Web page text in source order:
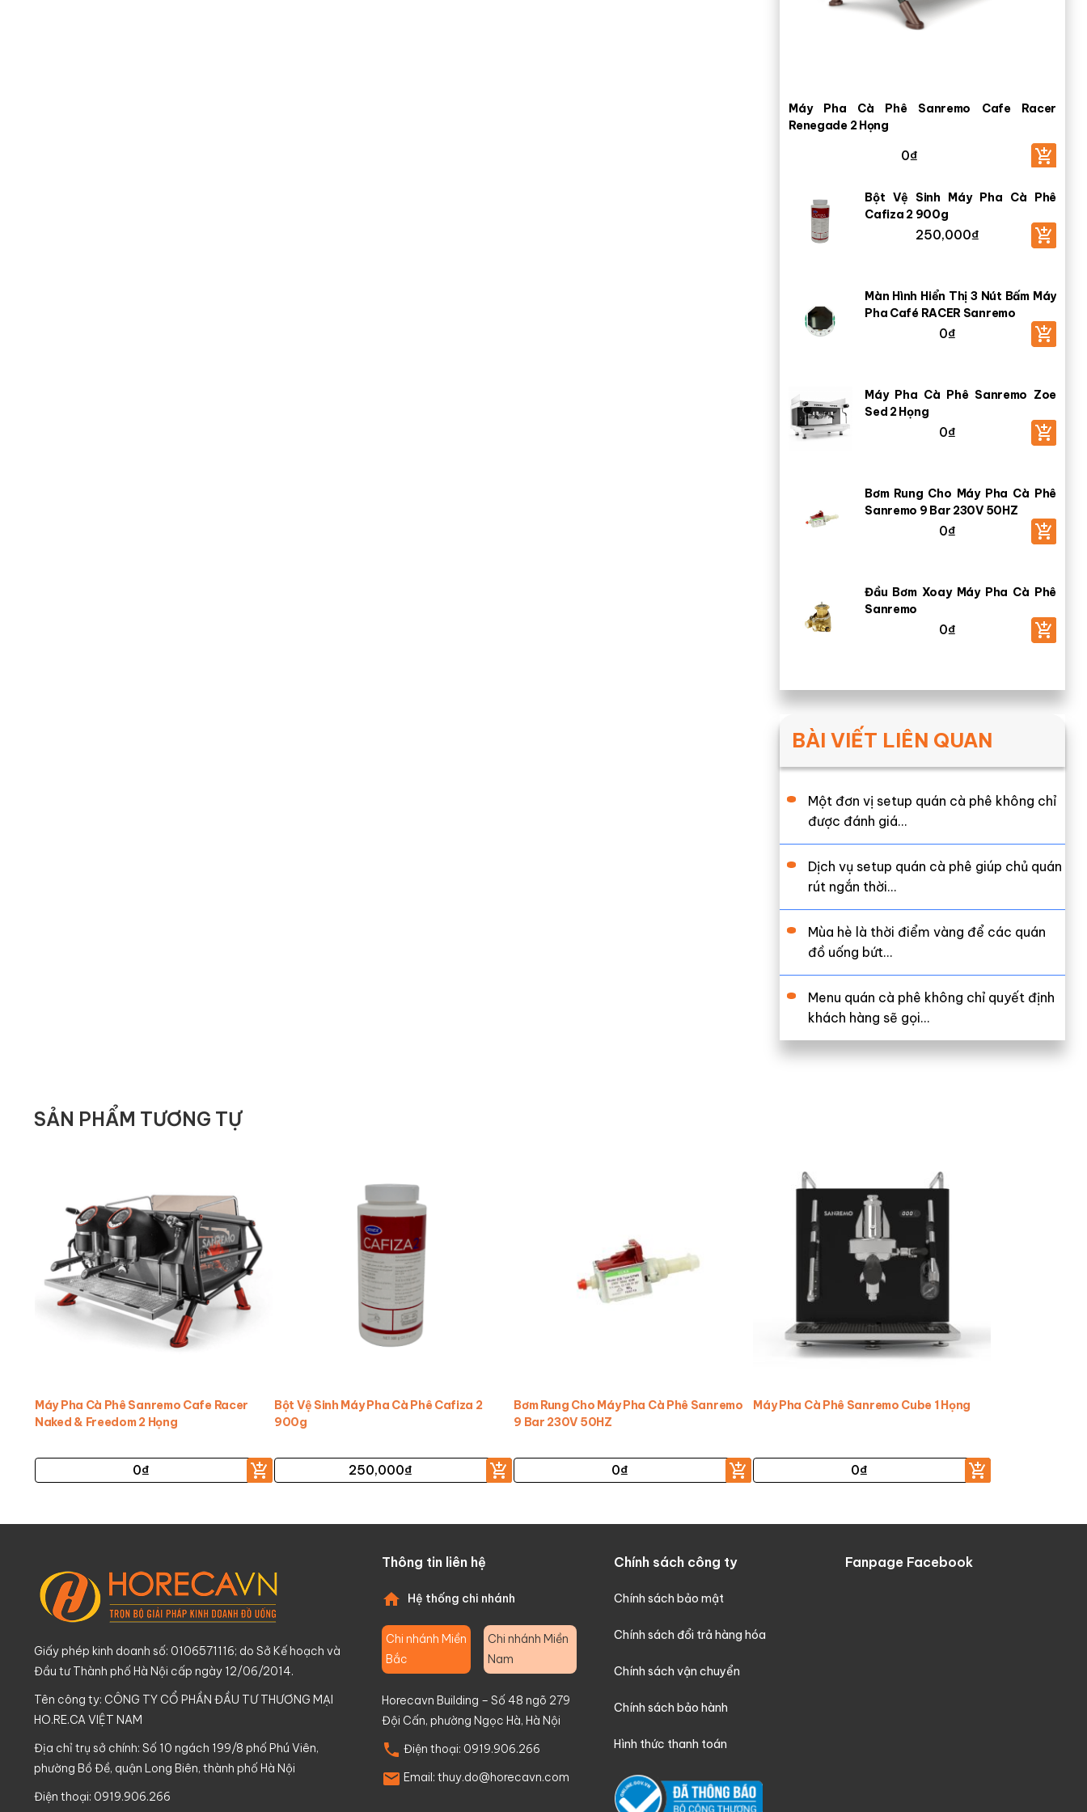
Máy Pha Cà Phê Sanremo Cafe Racer
Renegade 2 Họng
0₫
Bột Vệ Sinh Máy Pha Cà Phê
Cafiza 2 900g
250,000₫
Màn Hình Hiển Thị 3 Nút Bấm Máy
Pha Café RACER Sanremo
0₫
Máy Pha Cà Phê Sanremo Zoe
Sed 2 Họng
0₫
Bơm Rung Cho Máy Pha Cà Phê
Sanremo 9 Bar 230V 50HZ
0₫
Đầu Bơm Xoay Máy Pha Cà Phê
Sanremo
0₫
BÀI VIẾT LIÊN QUAN
Một đơn vị setup quán cà phê không chỉ
được đánh giá…
Dịch vụ setup quán cà phê giúp chủ quán
rút ngắn thời…
Mùa hè là thời điểm vàng để các quán
đồ uống bứt…
Menu quán cà phê không chỉ quyết định
khách hàng sẽ gọi…
SẢN PHẨM TƯƠNG TỰ
Máy Pha Cà Phê Sanremo Cafe Racer
Naked & Freedom 2 Họng
0₫
Bột Vệ Sinh Máy Pha Cà Phê Cafiza 2
900g
250,000₫
Bơm Rung Cho Máy Pha Cà Phê Sanremo
9 Bar 230V 50HZ
0₫
Máy Pha Cà Phê Sanremo Cube 1 Họng
0₫
Giấy phép kinh doanh số: 0106571116; do Sở Kế hoạch và
Đầu tư Thành phố Hà Nội cấp ngày 12/06/2014.
Tên công ty: CÔNG TY CỔ PHẦN ĐẦU TƯ THƯƠNG MẠI
HO.RE.CA VIỆT NAM
Địa chỉ trụ sở chính: Số 10 ngách 199/8 phố Phú Viên,
phường Bồ Đề, quận Long Biên, thành phố Hà Nội
Điện thoại: 0919.906.266
Thông tin liên hệ
Hệ thống chi nhánh
Chi nhánh Miền
Bắc
Chi nhánh Miền
Nam
Horecavn Building – Số 48 ngõ 279
Đội Cấn, phường Ngọc Hà, Hà Nội
Điện thoại: 0919.906.266
Email: thuy.do@horecavn.com
Chính sách công ty
Chính sách bảo mật
Chính sách đổi trả hàng hóa
Chính sách vận chuyển
Chính sách bảo hành
Hình thức thanh toán
Fanpage Facebook